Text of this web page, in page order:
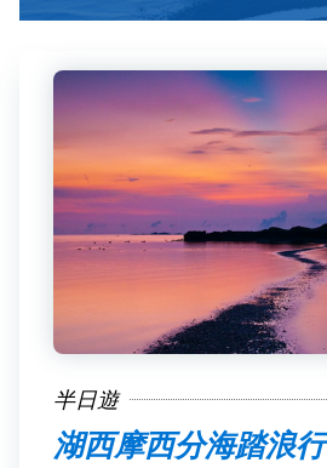
半日遊
湖西摩西分海踏浪行